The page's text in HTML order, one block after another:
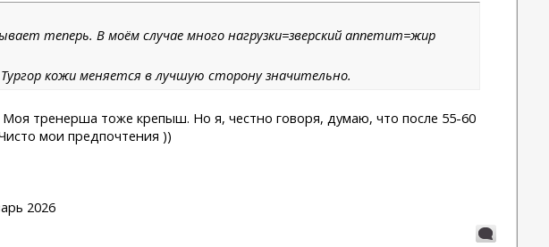
теперь. В моём случае много нагрузки=зверский аппетит=жир
кожи меняется в лучшую сторону значительно.
тренерша тоже крепыш. Но я, честно говоря, думаю, что после 55-60
мои предпочтения ))
2026